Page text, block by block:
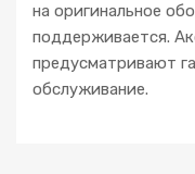
на оригинальное
поддерживается.
предусматривают
обслуживание.